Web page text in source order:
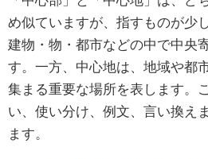
め似ていますが、指すものが少
建物・物・都市などの中で中央
す。一方、中心地は、地域や都
集まる重要な場所を表します。
い、使い分け、例文、言い換え
ます。